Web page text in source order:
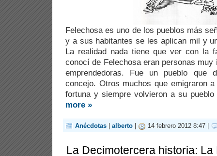
Felechosa es uno de los pueblos más
y a sus habitantes se les aplican mil y
La realidad nada tiene que ver con la
conocí de Felechosa eran personas
emprendedoras. Fue un pueblo que
concejo. Otros muchos que emigraron
fortuna y siempre volvieron a su
more »
Anécdotas alberto 14 febrero 2012 8:47 |
La Decimotercera historia: